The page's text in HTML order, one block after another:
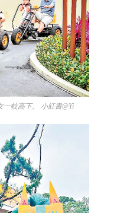
較高下。 小紅書@Yi